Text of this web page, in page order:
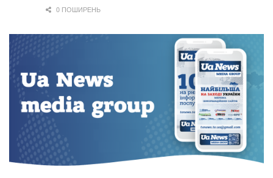
0 ПОШИРЕНЬ